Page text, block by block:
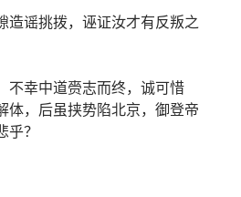
造谣挑拨，诬证汝才有反叛之
不幸中道赍志而终，诚可惜
体，后虽挟势陷北京，御登帝
？